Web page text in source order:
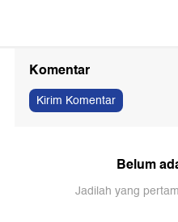
Komentar
Kirim Komentar
Belum
Jadilah yang